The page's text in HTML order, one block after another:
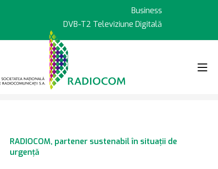
Business
DVB-T2 Televiziune Digitală
> Știri
RADIOCOM, partener sustenabil în situaţii de
urgenţă